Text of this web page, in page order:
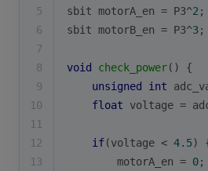
5
sbit motorA_en = P3^2 ;
6
sbit motorB_en = P3^3;
7
8
void check_power()
{
9
unsigned int
10
float voltage =
11
12
if(voltage < 4.5)
13
        motorA_en =
0;